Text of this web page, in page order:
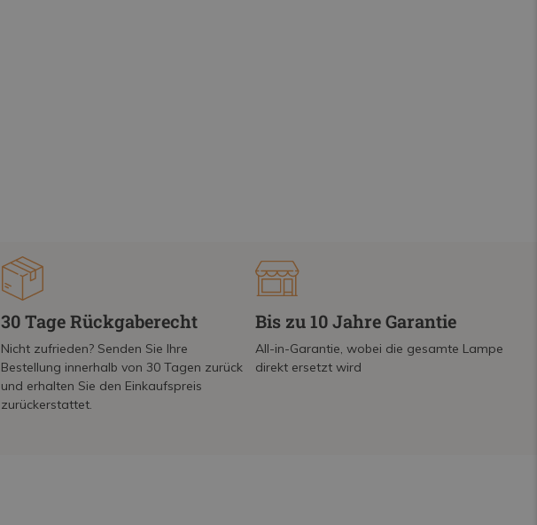
30 Tage Rückgaberecht
Nicht zufrieden? Senden Sie Ihre
Bestellung innerhalb von 30 Tagen zurück
und erhalten Sie den Einkaufspreis
zurückerstattet.
Bis zu 10 Jahre Garantie
All-in-Garantie, wobei die gesamte Lampe
direkt ersetzt wird